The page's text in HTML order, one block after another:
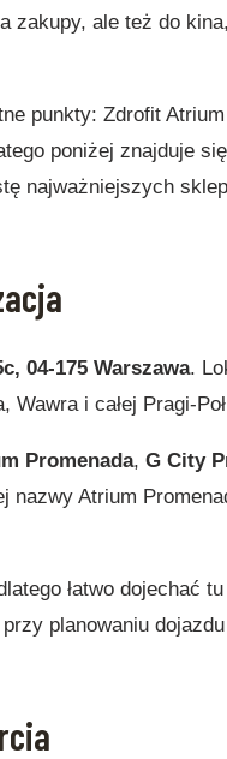
zakupy, ale też do
punkty: Zdrofit
poniżej znajduje
najważniejszych
04-175 Warszawa.
i całej Pragi-
Promenada, G City
Atrium
łatwo dojechać
planowaniu